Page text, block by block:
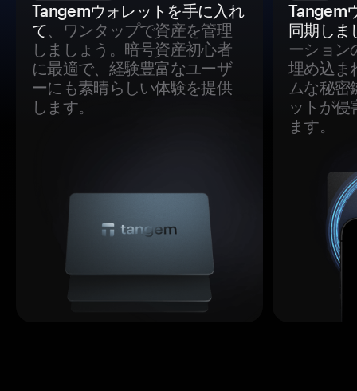
Tangemウォレットを手に入れ
て、ワンタップで資産を管理
しましょう。暗号資産初心者
に最適で、経験豊富なユーザ
ーにも素晴らしい体験を提供
します。
Tangem
同期しま
ーション
埋め込ま
ムな秘密
ットが侵
ます。